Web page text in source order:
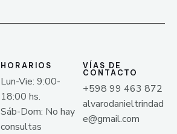
HORARIOS
Lun-Vie: 9:00-
18:00 hs.
Sáb-Dom: No hay
consultas
VÍAS DE
CONTACTO
+598 99 463 872
alvarodanieltrindad
e@gmail.com